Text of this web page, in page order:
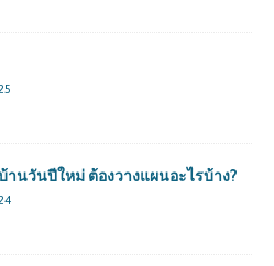
านวันปีใหม่ ต้องวางแผนอะไรบ้าง?